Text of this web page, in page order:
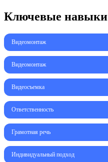
Ключевые навыки
Видеомонтаж
Видеомонтаж
Видеосъемка
Ответственность
Грамотная речь
Индивидуальный подход